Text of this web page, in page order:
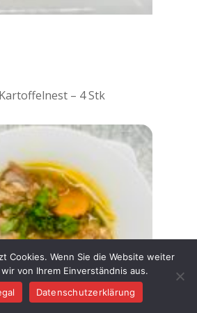
– 4 Stk
Cookies. Wenn Sie die Website weiter
von Ihrem Einverständnis aus.
Datenschutzerklärung